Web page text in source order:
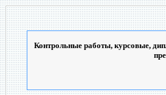
Контрольные работы, курсовые,